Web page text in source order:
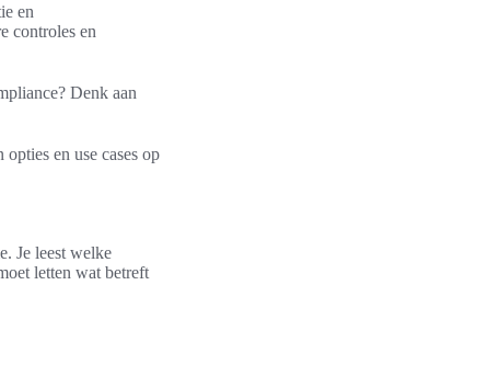
en
controles en
Denk aan
en use cases op
Je leest welke
letten wat betreft